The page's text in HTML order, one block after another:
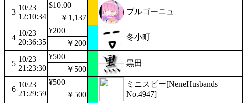
3
10/23
12:10:34
$10.00
ブルゴーニュ
￥1,137
4
10/23
20:36:35
¥200
冬小町
￥200
5
10/23
21:23:30
¥500
黒田
￥500
6
10/23
21:29:59
¥500
ミニスピー[NeneHusbands
No.4947]
￥500